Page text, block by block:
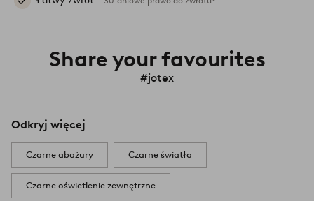
Share your favourites
#jotex
Odkryj więcej
Czarne abażury Czarne światła
Czarne oświetlenie zewnętrzne